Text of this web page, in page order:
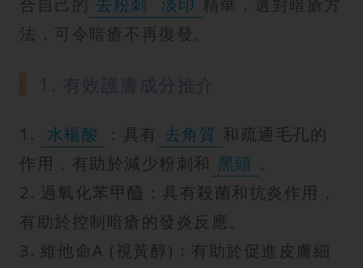
合自己的 去粉刺 淡印 精華，選對暗瘡方
法，可令暗瘡不再復發。
1. 水楊酸 ：具有 去角質 和疏通毛孔的
作用，有助於減少粉刺和 黑頭 。
2. 過氧化苯甲醯：具有殺菌和抗炎作用，
有助於控制暗瘡的發炎反應。
3. 維他命A (視黃醇)：有助於促進皮膚細